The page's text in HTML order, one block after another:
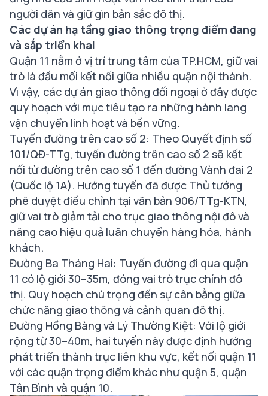
người dân và giữ gìn bản sắc đô thị.
Các dự án hạ tầng giao thông trọng điểm đang
và sắp triển khai
Quận 11 nằm ở vị trí trung tâm của TP.HCM, giữ vai
trò là đầu mối kết nối giữa nhiều quận nội thành.
Vì vậy, các dự án giao thông đối ngoại ở đây được
quy hoạch với mục tiêu tạo ra những hành lang
vận chuyển linh hoạt và bền vững.
Tuyến đường trên cao số 2: Theo Quyết định số
101/QĐ-TTg, tuyến đường trên cao số 2 sẽ kết
nối từ đường trên cao số 1 đến đường Vành đai 2
(Quốc lộ 1A). Hướng tuyến đã được Thủ tướng
phê duyệt điều chỉnh tại văn bản 906/TTg-KTN,
giữ vai trò giảm tải cho trục giao thông nội đô và
nâng cao hiệu quả luân chuyển hàng hóa, hành
khách.
Đường Ba Tháng Hai: Tuyến đường đi qua quận
11 có lộ giới 30–35m, đóng vai trò trục chính đô
thị. Quy hoạch chú trọng đến sự cân bằng giữa
chức năng giao thông và cảnh quan đô thị.
Đường Hồng Bàng và Lý Thường Kiệt: Với lộ giới
rộng từ 30–40m, hai tuyến này được định hướng
phát triển thành trục liên khu vực, kết nối quận 11
với các quận trọng điểm khác như quận 5, quận
Tân Bình và quận 10.